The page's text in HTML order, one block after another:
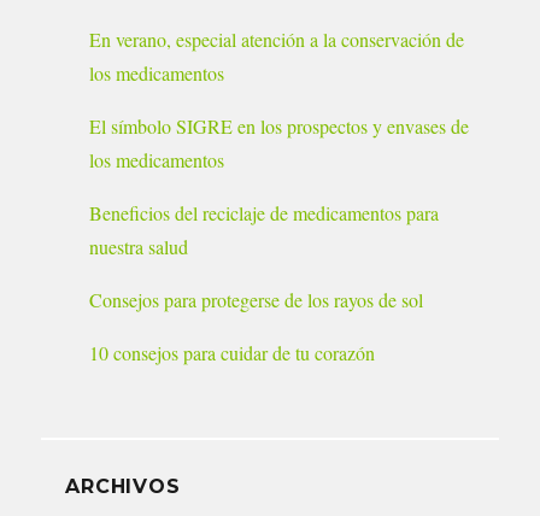
En verano, especial atención a la conservación de
los medicamentos
El símbolo SIGRE en los prospectos y envases de
los medicamentos
Beneficios del reciclaje de medicamentos para
nuestra salud
Consejos para protegerse de los rayos de sol
10 consejos para cuidar de tu corazón
ARCHIVOS